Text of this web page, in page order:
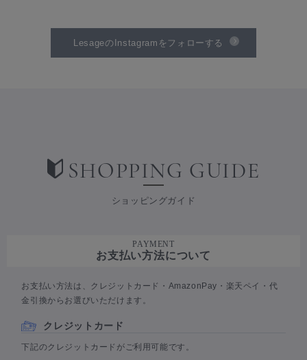
LesageのInstagramをフォローする
SHOPPING GUIDE
ショッピングガイド
PAYMENT
お支払い方法について
お支払い方法は、クレジットカード・AmazonPay・楽天ペイ・代
金引換からお選びいただけます。
クレジットカード
下記のクレジットカードがご利用可能です。